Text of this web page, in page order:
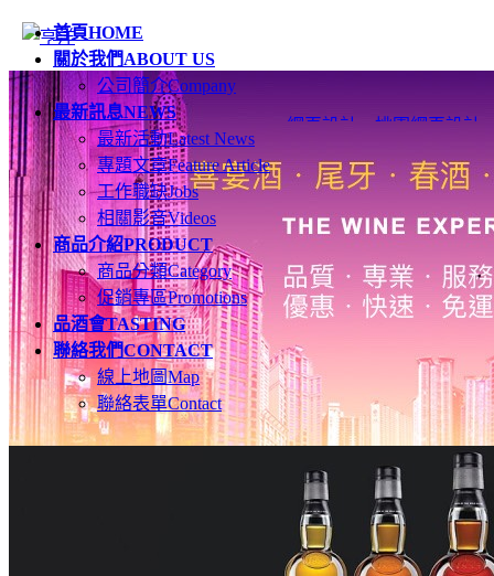
首頁HOME
關於我們ABOUT US
公司簡介Company
最新訊息NEWS
最新活動Latest News
專題文章Feature Article
工作職缺Jobs
相關影音Videos
商品介紹PRODUCT
商品分類Category
促銷專區Promotions
品酒會TASTING
聯絡我們CONTACT
線上地圖Map
聯絡表單Contact
網頁設計 桃園網頁設計